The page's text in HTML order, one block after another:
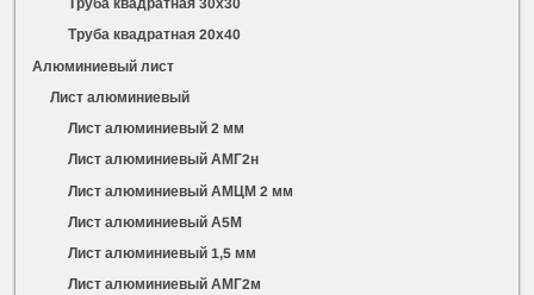
Труба квадратная 30х30
Труба квадратная 20х40
Алюминиевый лист
Лист алюминиевый
Лист алюминиевый 2 мм
Лист алюминиевый АМГ2н
Лист алюминиевый АМЦМ 2 мм
Лист алюминиевый А5М
Лист алюминиевый 1,5 мм
Лист алюминиевый АМГ2м